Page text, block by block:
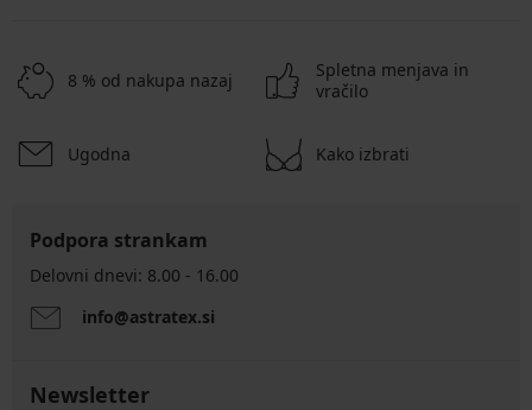
8 % od nakupa nazaj
Spletna menjava in
vračilo
Ugodna Kako izbrati
Podpora strankam
Delovni dnevi: 8.00 - 16.00
info@astratex.si
Newsletter